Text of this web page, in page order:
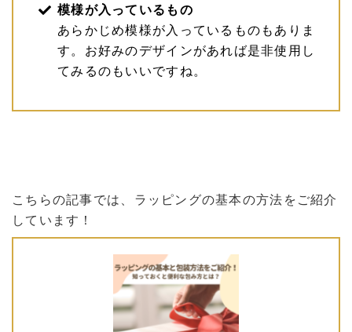
模様が入っているもの
あらかじめ模様が入っているものもありま
す。お好みのデザインがあれば是非使用し
てみるのもいいですね。
こちらの記事では、ラッピングの基本の方法をご紹介
しています！